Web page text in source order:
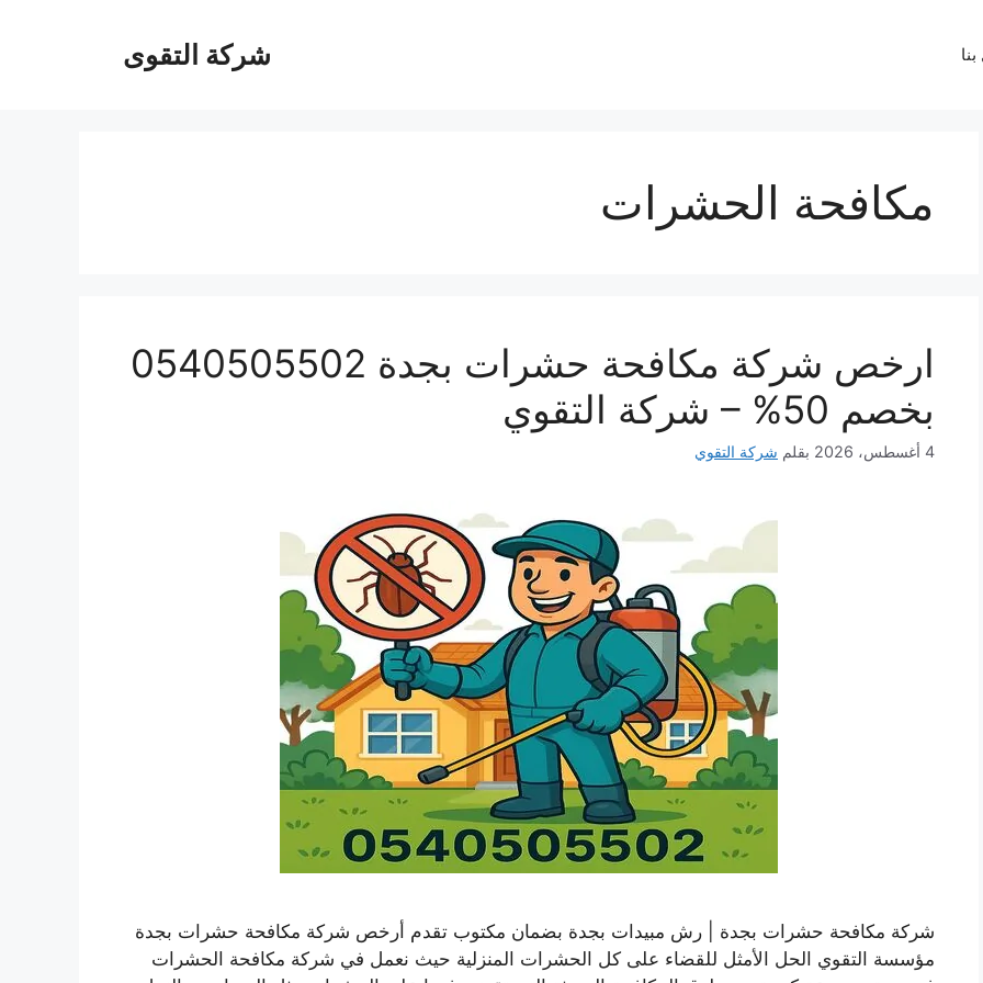
شركة التقوى
مكافحة الحشرات
ارخص شركة مكافحة حشرات بجدة 0540505502
بخصم 50% – شركة التقوي
4 أغسطس، 2026 بقلم شركة التقوي
شركة مكافحة حشرات بجدة | رش مبيدات بجدة بضمان مكتوب تقدم أرخص شركة مكافحة حشرات بجدة
مؤسسة التقوي الحل الأمثل للقضاء على كل الحشرات المنزلية حيث نعمل في شركة مكافحة الحشرات